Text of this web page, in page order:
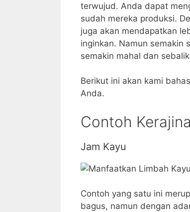
terwujud. Anda dapat
sudah mereka produksi.
juga akan mendapatkan
inginkan. Namun semakin
semakin mahal dan
Berikut ini akan kami
Anda.
Contoh
Jam Kayu
Contoh yang satu ini
bagus, namun dengan